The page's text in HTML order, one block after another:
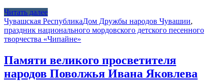
Читать далее
Чувашская РеспубликаДом Дружбы народов Чувашии,
праздник национального мордовского детского песенного
творчества «Чипайне»
Памяти великого просветителя
народов Поволжья Ивана Яковлева